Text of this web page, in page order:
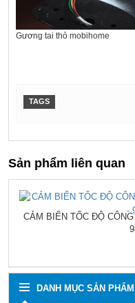
Gương tai thỏ mobihome
TAGS
Sản phẩm liên quan
CẢM BIẾN TỐC ĐỘ
DANH MỤC SẢN PHẨM